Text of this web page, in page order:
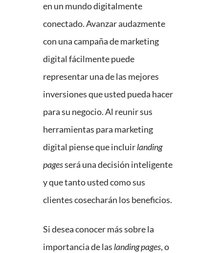
en un mundo digitalmente
conectado. Avanzar audazmente
con una campaña de marketing
digital fácilmente puede
representar una de las mejores
inversiones que usted pueda hacer
para su negocio. Al reunir sus
herramientas para marketing
digital piense que incluirlanding
pagesserá una decisión inteligente
y que tanto usted como sus
clientes cosecharán los beneficios.
Si desea conocer más sobre la
importancia de las landing pages, o